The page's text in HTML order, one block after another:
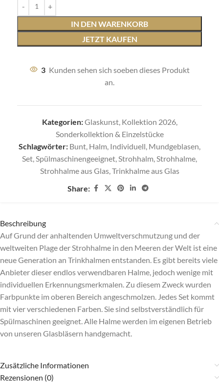
IN DEN WARENKORB
JETZT KAUFEN
3 Kunden sehen sich soeben dieses Produkt
an.
Kategorien:Glaskunst, Kollektion 2026,
Sonderkollektion & Einzelstücke
Schlagwörter: Bunt, Halm, Individuell, Mundgeblasen,
Set,Spülmaschinengeeignet,Strohhalm,Strohhalme,
Strohhalme aus Glas,Trinkhalme aus Glas
Share:
Beschreibung
Auf Grund der anhaltenden Umweltverschmutzung und der
weltweiten Plage der Strohhalme in den Meeren der Welt ist eine
neue Generation an Trinkhalmen entstanden. Es gibt bereits viele
Anbieter dieser endlos verwendbaren Halme, jedoch wenige mit
individuellen Erkennungsmerkmalen. Zu diesem Zweck wurden
Farbpunkte im oberen Bereich angeschmolzen. Jedes Set kommt
mit vier verschiedenen Farben. Sie sind selbstverständlich für
Spülmaschinen geeignet. Alle Halme werden im eigenen Betrieb
von unseren Glasbläsern handgemacht.
Zusätzliche Informationen
Rezensionen (0)